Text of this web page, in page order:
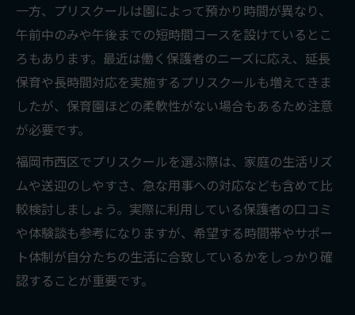
一方、プリスクールは園によって預かり時間が異なり、
午前中のみや午後までの短時間コースを設けているとこ
ろもあります。最近は働く保護者のニーズに応え、延長
保育や長時間対応を実施するプリスクールも増えてきま
したが、保育園ほどの柔軟性がない場合もあるため注意
が必要です。
福岡市西区でプリスクールを選ぶ際は、家庭の生活リズ
ムや送迎のしやすさ、急な用事への対応なども含めて比
較検討しましょう。実際に利用している保護者の口コミ
や体験談も参考になりますが、希望する時間帯やサポー
ト体制が自分たちの生活に合致しているかをしっかり確
認することが重要です。